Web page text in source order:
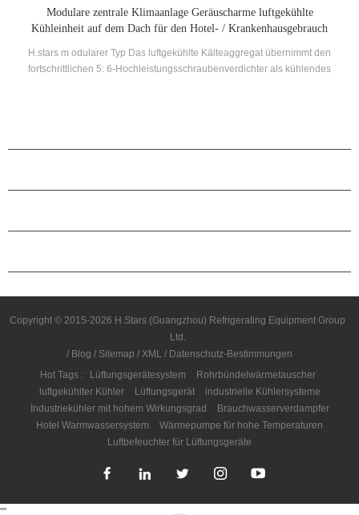
den
kühlendes
Kombinierte Kühl- und Heizungsanlage Tri-Funktion
H.Stars Luftquellenkühlung und Heizkühler, auch TRI-
haben fünf Major Funktionen: Kühlung, Heizung,
heißes Wasser herzustellen; und es kann zum Erhitzen und
anzupassen. Neben vollautomatischer intelligenter
Schulen und andere Orte mit Nachfrage nach Kühlung und
Copyright © 2015-2026 H.Stars (Guangzhou) Refrigerating Equipment Group
Ltd.
/ Blog / Sitemap / XML / Datenschutz-Bestimmungen
Hot Tags :
Lüftungsgerätesystem
Rohrbündelwärmetauscher
luftgekühlter Kühler
Lüftungsgerät
industrielle Kühlersysteme
Industriekühler mit hohem Wirkungsgrad
Brauchwasserverdampfer
Hotel Warmwassersystem
Wärmepumpe für hohe Temperaturen
Luftbefeuchter für Lüftungsgeräte
""